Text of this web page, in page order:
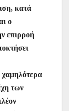
κατά
ο
επιρροή
των